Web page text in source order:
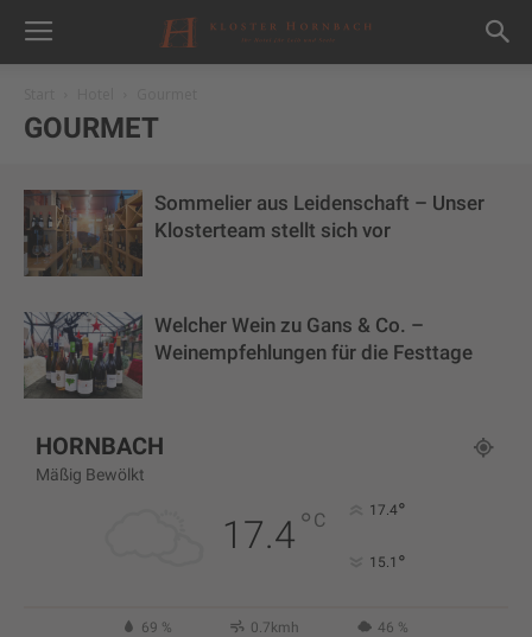
GOURMET
Sommelier aus Leidenschaft – Unser
Klosterteam stellt sich vor
Welcher Wein zu Gans & Co. –
Weinempfehlungen für die Festtage
HORNBACH
Mäßig Bewölkt
17.4° C 17.4°
15.1 °
69 % 0.7kmh 46 %